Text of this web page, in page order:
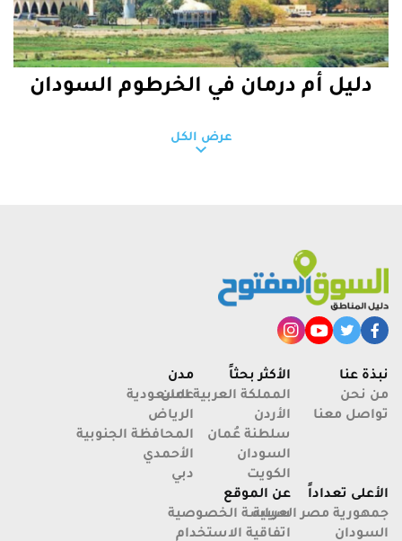
دليل أم درمان في الخرطوم السودان
دليل حي كافوري في الخرطوم السودان
عرض الكل
نبذة عنا
من نحن
تواصل معنا
الأكثر بحثاً
المملكة العربية السعودية
الأردن
سلطنة عُمان
السودان
الكويت
مدن
عمان
الرياض
المحافظة الجنوبية
الأحمدي
دبي
الأعلى تعداداً
جمهورية مصر العربية
السودان
عن الموقع
سياسة الخصوصية
اتفاقية الاستخدام